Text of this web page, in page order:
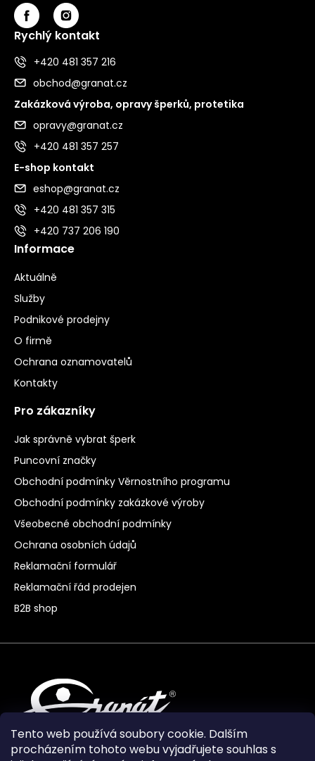
Tento web používá soubory cookie. Dalším
procházením tohoto webu vyjadřujete souhlas s
Rychlý kontakt
+420 481 357 216
obchod@granat.cz
Zakázková výroba, opravy šperků, protetika
opravy@granat.cz
+420 481 357 257
E-shop kontakt
eshop@granat.cz
+420 481 357 315
+420 737 206 190
Informace
Aktuálně
Služby
Podnikové prodejny
O firmě
Ochrana oznamovatelů
Kontakty
Pro zákazníky
Jak správně vybrat šperk
Puncovní značky
Obchodní podmínky Věrnostního programu
Obchodní podmínky zakázkové výroby
Všeobecné obchodní podmínky
Ochrana osobních údajů
Reklamační formulář
Reklamační řád prodejen
B2B shop